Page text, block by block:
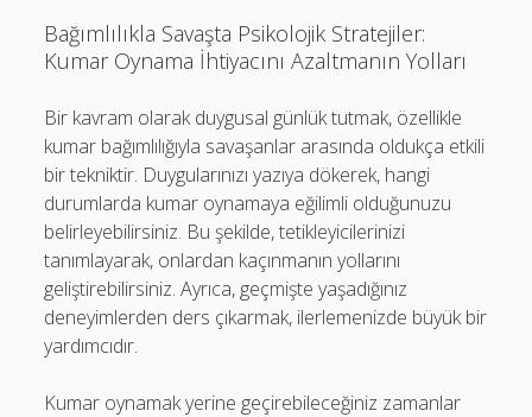
Bağımlılıkla Savaşta Psikolojik Stratejiler:
Kumar Oynama İhtiyacını Azaltmanın Yolları
Bir kavram olarak duygusal günlük tutmak, özellikle
kumar bağımlılığıyla savaşanlar arasında oldukça etkili
bir tekniktir. Duygularınızı yazıya dökerek, hangi
durumlarda kumar oynamaya eğilimli olduğunuzu
belirleyebilirsiniz. Bu şekilde, tetikleyicilerinizi
tanımlayarak, onlardan kaçınmanın yollarını
geliştirebilirsiniz. Ayrıca, geçmişte yaşadığınız
deneyimlerden ders çıkarmak, ilerlemenizde büyük bir
yardımcıdır.
Kumar oynamak yerine geçirebileceğiniz zamanlar